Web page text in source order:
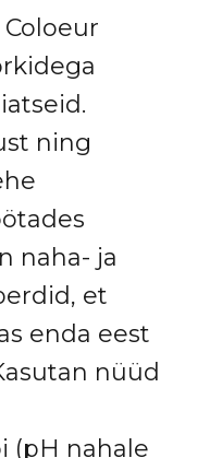
ning
naha- ja
et
enda eest
nüüd
(pH nahale